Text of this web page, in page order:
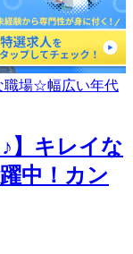
】キレイな
中！カン